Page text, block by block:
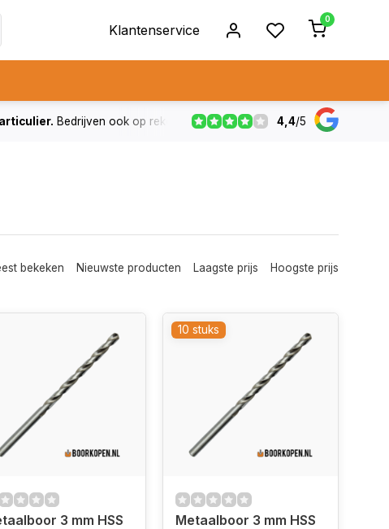
Klantenservice
0
Bedrijven ook op rekening De voorraad die
4,4/5
bekeken Nieuwste producten Laagste prijs Hoogste prijs
3 mm HSS
10 stuks
Metaalboor 3 mm HSS